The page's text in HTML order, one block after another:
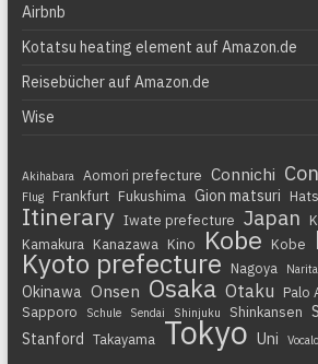
Airbnb
Kotatsu heating element auf Amazon.de
Reisebücher auf Amazon.de
Wise
Akihabara Aomori prefecture Connichi
Flug Frankfurt Fukushima Gion matsuri
Itinerary Iwate prefecture Japan
Kamakura
Kanazawa Kino Kobe Kobe
Kyoto prefecture Nagoya Narita
Okinawa Onsen Osaka Otaku Palo
Sapporo Schule Sendai Shinjuku Shinkansen
Stanford Takayama Tokyo Uni